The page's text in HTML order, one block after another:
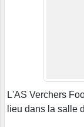
L'AS Verchers
lieu dans la salle